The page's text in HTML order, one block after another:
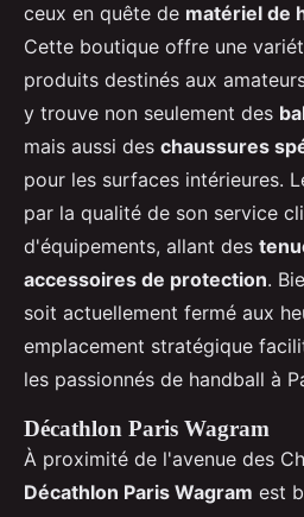
ceux en quête de matériel de
Cette boutique offre une
produits destinés aux
y trouve non seulement des
mais aussi des chaussures
pour les surfaces intérieures.
par la qualité de son service
d'équipements, allant des
accessoires de protection.
soit actuellement fermé aux
emplacement stratégique
les passionnés de handball à
Décathlon Paris Wagram
À proximité de l'avenue des
Décathlon Paris Wagram est